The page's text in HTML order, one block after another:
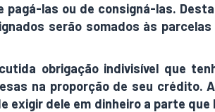
pagá-las ou de consigná-las.
serão somados às
obrigação indivisível que
na proporção de seu crédito.
exigir dele em dinheiro a parte